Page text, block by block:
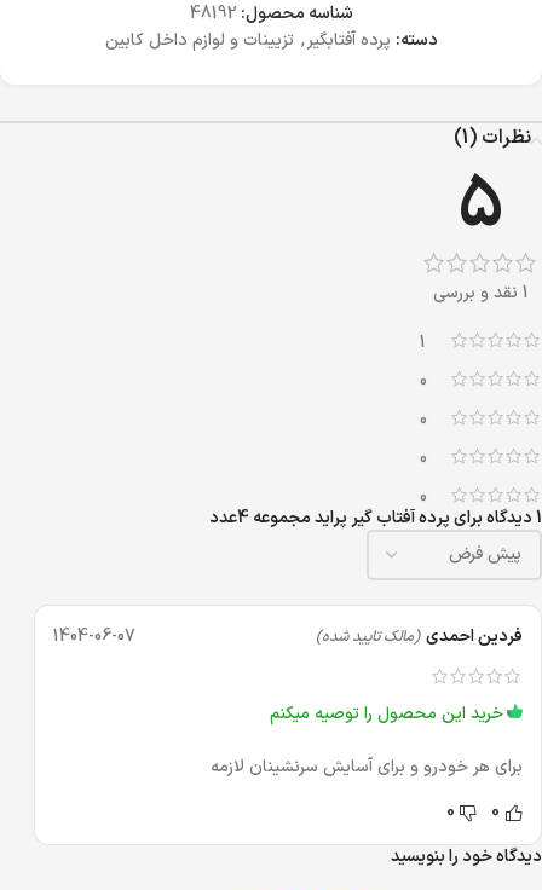
شناسه محصول: 48192
دسته: پرده آفتابگیر, تزیینات و لوازم داخل کابین
نظرات (1)
5
1 نقد و بررسی
1
0
0
0
0
1 دیدگاه برای
پرده آفتاب گیر پراید مجموعه 4عدد
فردین احمدی (مالک تایید شده) 1404-06-07
خرید این محصول را توصیه میکنم
برای هر خودرو و برای آسایش سرنشینان لازمه
0
0
دیدگاه خود را بنویسید